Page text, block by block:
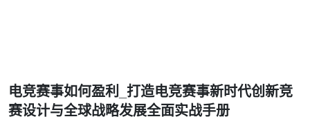
电竞赛事如何盈利_打造电竞赛事新时代创新竞
赛设计与全球战略发展全面实战手册